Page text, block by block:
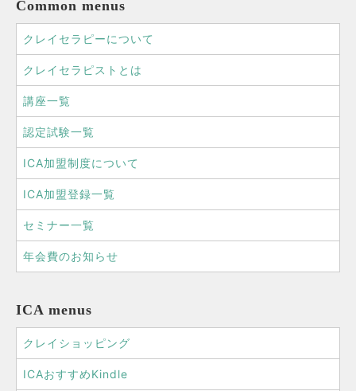
Common menus
クレイセラピーについて
クレイセラピストとは
講座一覧
認定試験一覧
ICA加盟制度について
ICA加盟登録一覧
セミナー一覧
年会費のお知らせ
ICA menus
クレイショッピング
ICAおすすめKindle